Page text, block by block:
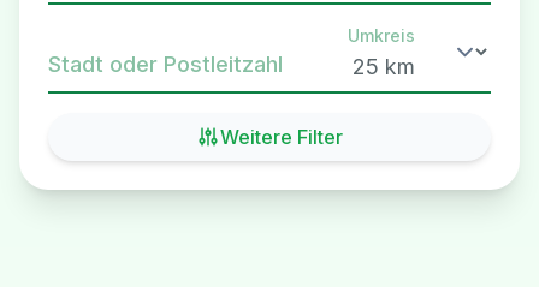
Stadt oder Postleitzahl
Umkreis
Weitere Filter